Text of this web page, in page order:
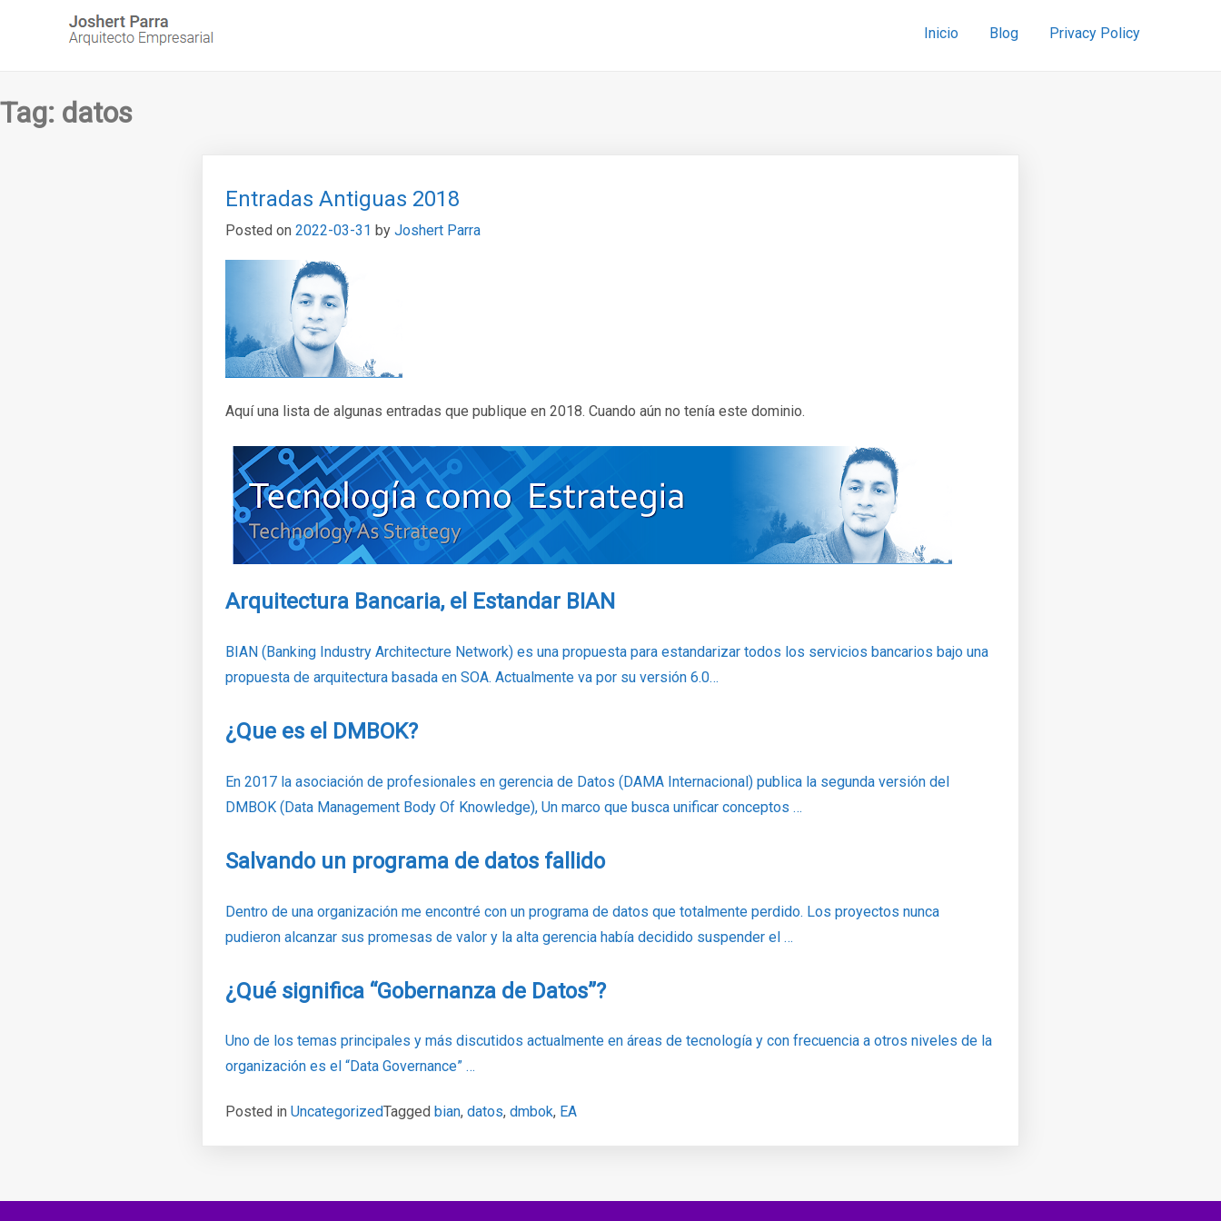
Inicio Blog Privacy Policy
Tag: datos
Entradas Antiguas 2018
Posted on 2022-03-31 by Joshert Parra
Aquí una lista de algunas entradas que publique en 2018. Cuando aún no tenía este dominio.
Arquitectura Bancaria, el Estandar BIAN
BIAN (Banking Industry Architecture Network) es una propuesta para estandarizar todos los servicios bancarios bajo una
propuesta de arquitectura basada en SOA. Actualmente va por su versión 6.0…
¿Que es el DMBOK?
En 2017 la asociación de profesionales en gerencia de Datos (DAMA Internacional) publica la segunda versión del
DMBOK (Data Management Body Of Knowledge), Un marco que busca unificar conceptos …
Salvando un programa de datos fallido
Dentro de una organización me encontré con un programa de datos que totalmente perdido. Los proyectos nunca
pudieron alcanzar sus promesas de valor y la alta gerencia había decidido suspender el …
¿Qué significa “Gobernanza de Datos”?
Uno de los temas principales y más discutidos actualmente en áreas de tecnología y con frecuencia a otros niveles de la
organización es el “Data Governance” …
Posted in UncategorizedTagged bian, datos, dmbok, EA